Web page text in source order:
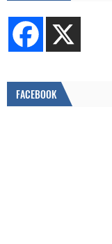
FACEBOOK